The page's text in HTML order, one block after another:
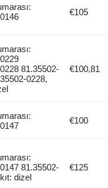
€105
81.35502-
0228,
€100,81
€100
81.35502-
dizel
€125